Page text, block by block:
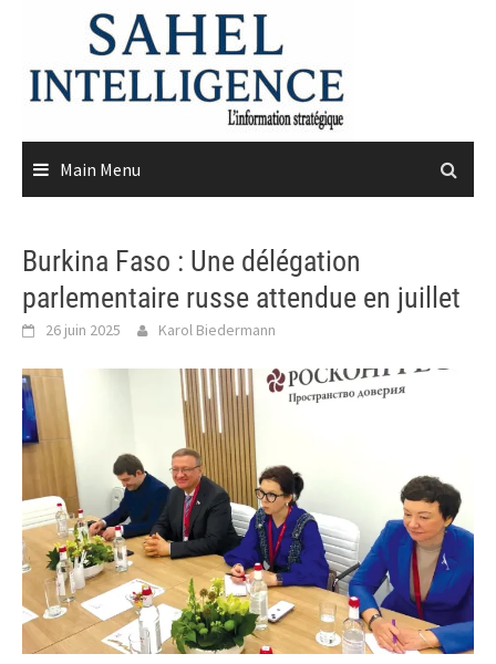
content
Main Menu
Burkina Faso : Une délégation
parlementaire russe attendue en juillet
26 juin 2025 Karol Biedermann